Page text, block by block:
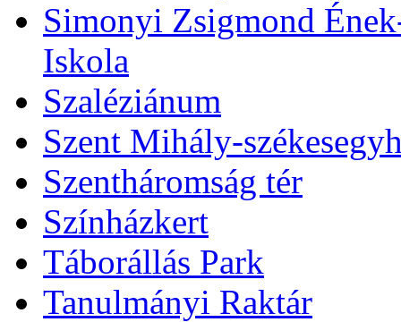
Simonyi Zsigmond
Iskola
Szaléziánum
Szent Mihály-
Szentháromság tér
Színházkert
Táborállás Park
Tanulmányi Raktár